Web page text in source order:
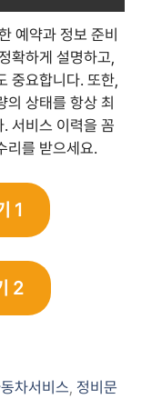
예약과 정보 준비
확하게 설명하고,
중요합니다. 또한,
의 상태를 항상 최
서비스 이력을 꼼
리를 받으세요.
1
2
차서비스 ,정비문